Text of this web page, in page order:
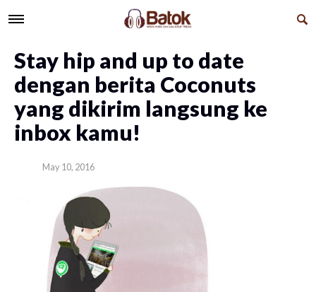
Stay hip and up to date
dengan berita Coconuts
yang dikirim langsung ke
inbox kamu!
May 10, 2016